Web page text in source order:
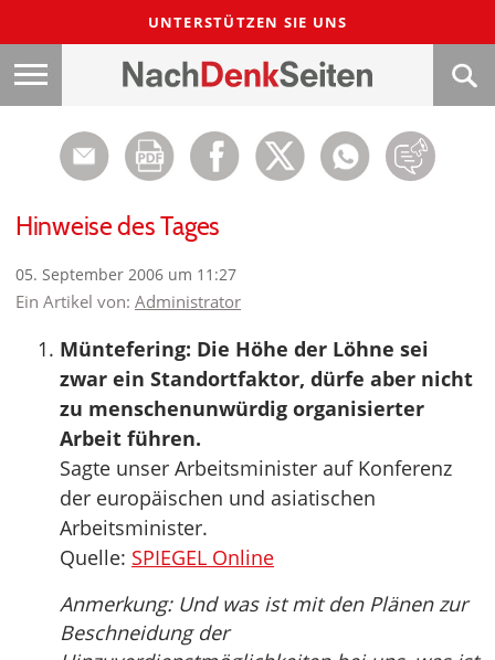
UNTERSTÜTZEN SIE UNS
Hinweise des Tages
05. September 2006 um 11:27
Ein Artikel von: Administrator
Müntefering: Die Höhe der Löhne sei
zwar ein Standortfaktor, dürfe aber nicht
zu menschenunwürdig organisierter
Arbeit führen.
Sagte unser Arbeitsminister auf Konferenz
der europäischen und asiatischen
Arbeitsminister.
Quelle: SPIEGEL Online
Anmerkung: Und was ist mit den Plänen zur
Beschneidung der